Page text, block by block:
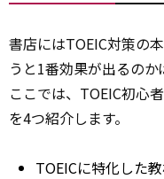
書店にはTOEIC対策の
うと1番効果が出るのか
ここでは、TOEIC初心
を4つ紹介します。
TOEICに特化した